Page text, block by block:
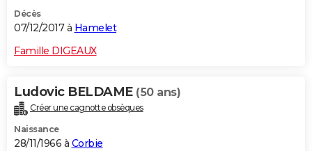
Décès
07/12/2017 à Hamelet
Famille DIGEAUX
Ludovic BELDAME (50 ans)
Créer une cagnotte obsèques
Naissance
28/11/1966 à Corbie